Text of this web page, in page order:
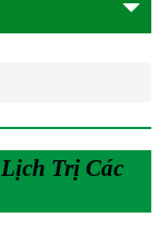
Trị Các